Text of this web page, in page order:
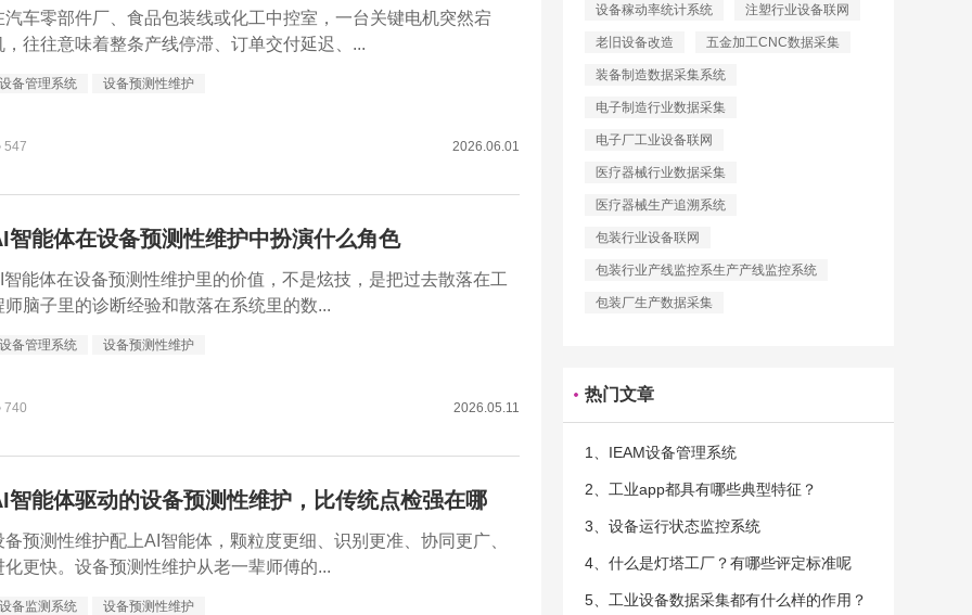
汽车零部件厂、食品包装线或化工中控室，一台关键电机突然宕
，往往意味着整条产线停滞、订单交付延迟、...
设备管理系统 设备预测性维护
547 2026.06.01
智能体在设备预测性维护中扮演什么角色
智能体在设备预测性维护里的价值，不是炫技，是把过去散落在工
师脑子里的诊断经验和散落在系统里的数...
设备管理系统 设备预测性维护
740 2026.05.11
智能体驱动的设备预测性维护，比传统点检强在哪
备预测性维护配上AI智能体，颗粒度更细、识别更准、协同更广、
化更快。设备预测性维护从老一辈师傅的...
设备监测系统 设备预测性维护
设备稼动率统计系统 注塑行业设备联网
老旧设备改造 五金加工CNC数据采集
装备制造数据采集系统
电子制造行业数据采集
电子厂工业设备联网
医疗器械行业数据采集
医疗器械生产追溯系统
包装行业设备联网
包装行业产线监控系生产产线监控系统
包装厂生产数据采集
热门文章
1、IEAM设备管理系统
2、工业app都具有哪些典型特征？
3、设备运行状态监控系统
4、什么是灯塔工厂？有哪些评定标准呢
5、工业设备数据采集都有什么样的作用？